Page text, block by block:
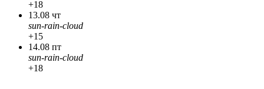
+18
13.08 чт
sun-rain-cloud
+15
14.08 пт
sun-rain-cloud
+18